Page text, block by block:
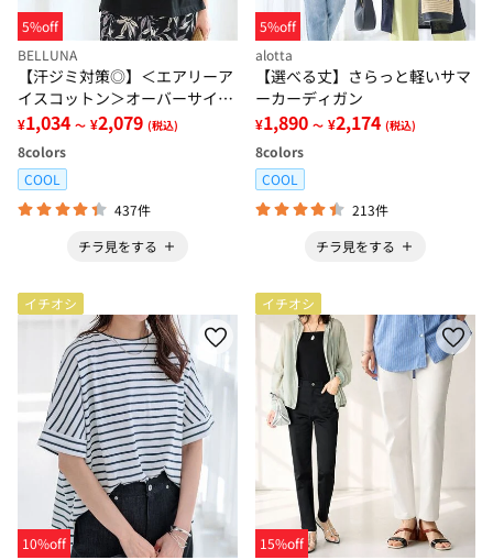
5%off
BELLUNA
【汗ジミ対策◎】＜エアリーア
イスコットン＞オーバーサイズ
Ｔシャツ【選べる袖丈】
¥1,034 ～ ¥2,079 (税込)
8colors
COOL
437件
チラ見をする
5%off
alotta
【選べる丈】さらっと軽いサマ
ーカーディガン
¥1,890 ～ ¥2,174 (税込)
8colors
COOL
213件
チラ見をする
イチオシ
10%off
イチオシ
15%off